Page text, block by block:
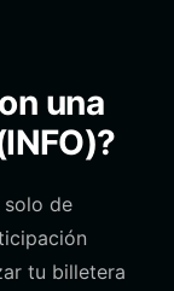
una
solo de
tu billetera